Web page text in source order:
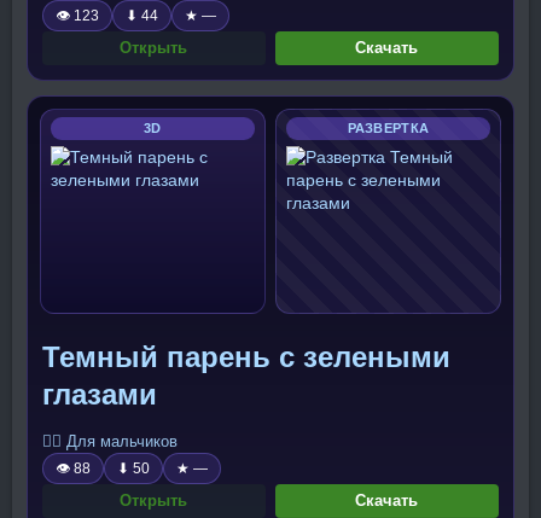
👁 123 ⬇ 44 ★ —
Открыть Скачать
3D РАЗВЕРТКА
Темный парень с зелеными
глазами
🧍‍♂️ Для мальчиков
👁 88 ⬇ 50 ★ —
Открыть Скачать